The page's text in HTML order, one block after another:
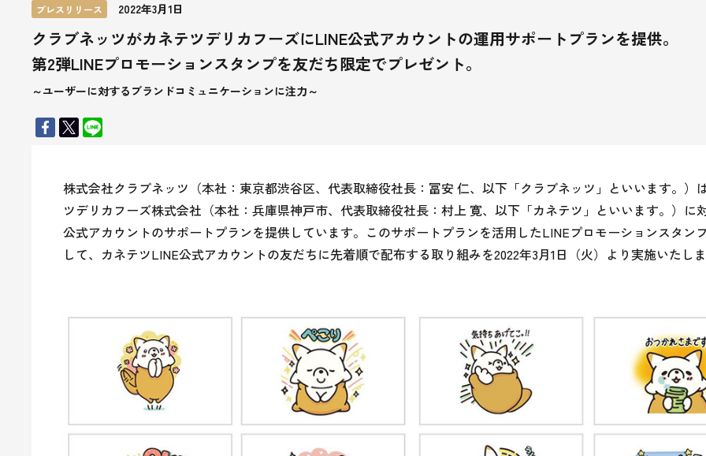
プレスリリース 2022年3月1日
クラブネッツがカネテツデリカフーズにLINE公式アカウントの運用サポートプランを提供。
第2弾LINEプロモーションスタンプを友だち限定でプレゼント。
～ユーザーに対するブランドコミュニケーションに注力～
株式会社クラブネッツ（本社：東京都渋谷区、代表取締役社長：冨安 仁、以下「クラブネッツ」といいます。）
ツデリカフーズ株式会社（本社：兵庫県神戸市、代表取締役社長：村上 寛、以下「カネテツ」といいます。）に
公式アカウントのサポートプランを提供しています。このサポートプランを活用したLINEプロモーションスタン
して、カネテツLINE公式アカウントの友だちに先着順で配布する取り組みを2022年3月1日（火）より実施いたし